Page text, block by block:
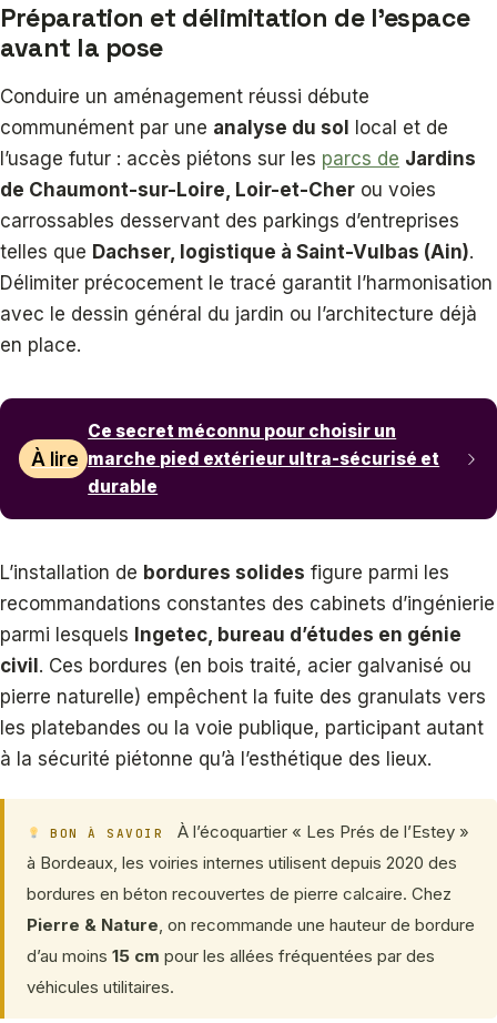
Préparation et délimitation de l’espace
avant la pose
Conduire un aménagement réussi débute
communément par une analyse du sol
local et de
l’usage futur : accès piétons sur les parcs de Jardins
de Chaumont-sur-Loire, Loir-et-Cher ou voies
carrossables desservant des parkings d’entreprises
telles que Dachser, logistique à Saint-Vulbas (Ain).
Délimiter précocement le tracé garantit l’harmonisation
avec le dessin général du jardin ou l’architecture déjà
en place.
À lire
Ce secret méconnu pour choisir un
marche pied extérieur ultra-sécurisé et
durable
L’installation de bordures solides figure parmi les
recommandations constantes des cabinets d’ingénierie
parmi lesquels Ingetec, bureau d’études en génie
civil . Ces bordures (en bois traité, acier galvanisé ou
pierre naturelle) empêchent la fuite des granulats vers
les platebandes ou la voie publique, participant autant
à la sécurité piétonne qu’à l’esthétique des lieux.
BON À SAVOIR
À l’écoquartier « Les Prés de l’Estey »
à Bordeaux, les voiries internes utilisent depuis 2020 des
bordures en béton recouvertes de pierre calcaire. Chez
Pierre & Nature, on recommande une hauteur de bordure
d’au moins 15 cm pour les allées fréquentées par des
véhicules utilitaires.